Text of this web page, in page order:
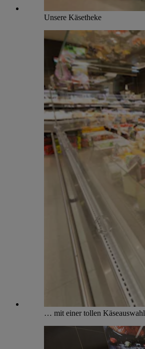
Unsere Käsetheke
… mit einer tollen Käseauswahl